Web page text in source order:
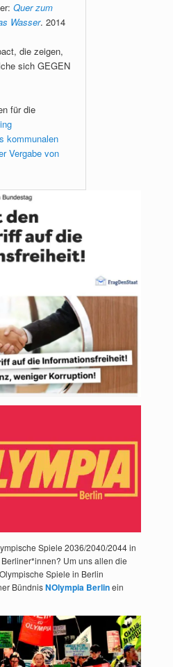
Quer zum
Wasser. 2014
die zeigen,
sich GEGEN
für die
kommunalen
Vergabe von
Spiele 2036/2040/2044 in
Um uns allen die
Spiele in Berlin
BündnisNOlympia Berlinein